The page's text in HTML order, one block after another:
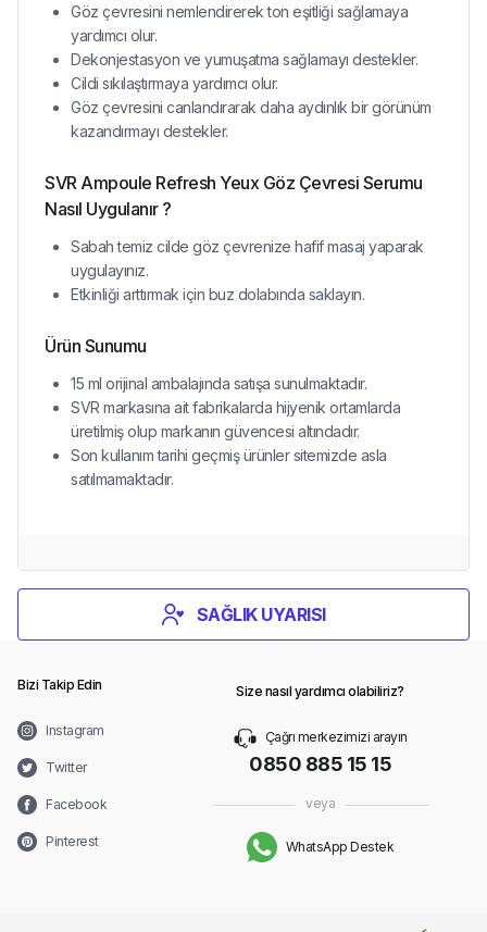
Göz çevresini nemlendirerek ton eşitliği sağlamaya
yardımcı olur.
Dekonjestasyon ve yumuşatma sağlamayı destekler.
Cildi sıkılaştırmaya yardımcı olur.
Göz çevresini canlandırarak daha aydınlık bir görünüm
kazandırmayı destekler.
SVR Ampoule Refresh Yeux Göz Çevresi Serumu
Nasıl Uygulanır ?
Sabah temiz cilde göz çevrenize hafif masaj yaparak
uygulayınız.
Etkinliği arttırmak için buz dolabında saklayın.
Ürün Sunumu
15 ml orijinal ambalajında satışa sunulmaktadır.
SVR markasına ait fabrikalarda hijyenik ortamlarda
üretilmiş olup markanın güvencesi altındadır.
Son kullanım tarihi geçmiş ürünler sitemizde asla
satılmamaktadır.
SAĞLIK UYARISI
Bizi Takip Edin
Instagram
Twitter
Facebook
Pinterest
Size nasıl yardımcı olabiliriz?
Çağrı merkezimizi arayın
0850 885 15 15
veya
WhatsApp Destek